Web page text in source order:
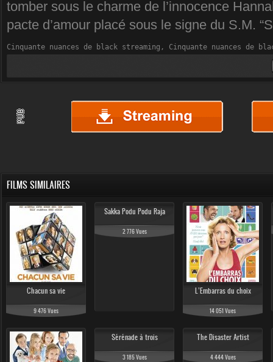
tomber sous le charme de l’innocence
pacte d’amour placé sous le signe du S.M.
Cinquante nuances de black streaming, Cinquante nuances
FILMS SIMILAIRES
Chacun sa vie
9 476 Vues
Sakka Podu Podu Raja
2 776 Vues
L’Embarras du choix
14 051 Vues
Sérénade à trois
3 185 Vues
The Disaster Artist
4 444 Vues